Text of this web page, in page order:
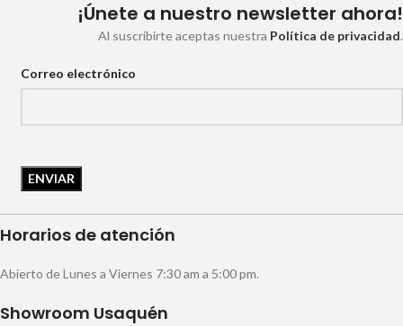
¡Únete a nuestro newsletter ahora!
Al suscribirte aceptas nuestra Política de privacidad.
Correo electrónico
Horarios de atención
Abierto de Lunes a Viernes 7:30 am a 5:00 pm.
Showroom Usaquén